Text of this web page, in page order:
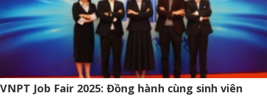
VNPT Job Fair 2025: Đồng hành cùng sinh viên